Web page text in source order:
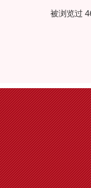
被浏览过